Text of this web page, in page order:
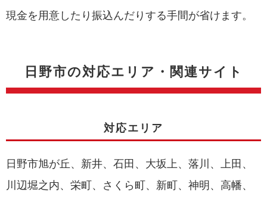
現金を用意したり振込んだりする手間が省けます。
日野市の対応エリア・関連サイト
対応エリア
日野市旭が丘、新井、石田、大坂上、落川、上田、
川辺堀之内、栄町、さくら町、新町、神明、高幡、